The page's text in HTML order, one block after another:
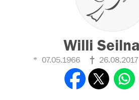
Willi
07.05.1966 26.08.2017